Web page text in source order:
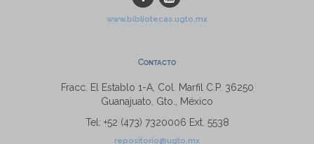
www.bibliotecas.ugto.mx
Contacto
Fracc. El Establo 1-A, Col. Marfil C.P. 36250
Guanajuato, Gto., México
Tel: +52 (473) 7320006 Ext. 5538
repositorio@ugto.mx